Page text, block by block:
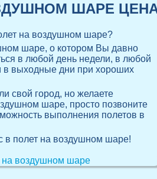
ШАРЕ
на воздушном шаре?
шаре, о котором Вы давно
в любой день недели, в любой
в выходные дни при хороших
свой город, но желаете
шаре, просто позвоните
выполнения полетов в
в полет на воздушном шаре!